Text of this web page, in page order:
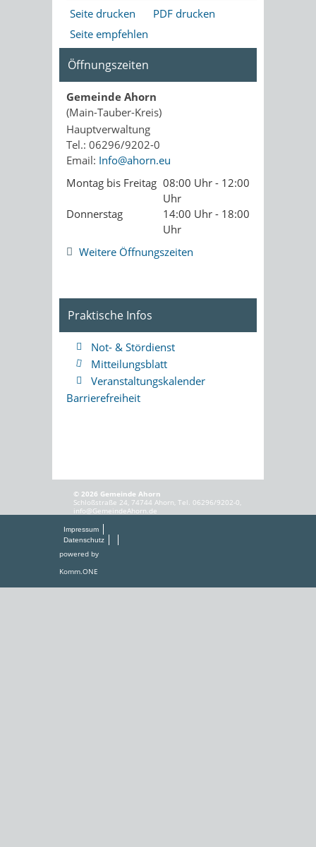
Seite drucken
PDF drucken
Seite empfehlen
Öffnungszeiten
Gemeinde Ahorn
(Main-Tauber-Kreis)
Hauptverwaltung
Tel.: 06296/9202-0
Email: Info@ahorn.eu
Montag bis Freitag 08:00 Uhr - 12:00
Uhr
Donnerstag
14:00 Uhr - 18:00
Uhr
Weitere Öffnungszeiten
Praktische Infos
Not- & Stördienst
Mitteilungsblatt
Veranstaltungskalender
Barrierefreiheit
© 2026 Gemeinde Ahorn
Schloßstraße 24, 74744 Ahorn, Tel. 06296/9202-0,
info@GemeindeAhorn.de
Impressum
Datenschutz
powered by
Komm.ONE